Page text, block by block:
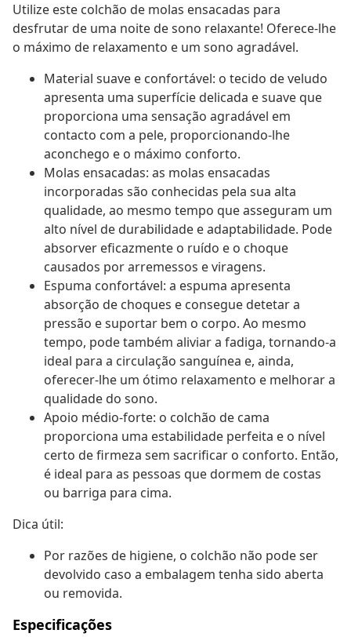
Utilize este colchão de molas ensacadas para
desfrutar de uma noite de sono relaxante! Oferece-lhe
o máximo de relaxamento e um sono agradável.
Material suave e confortável: o tecido de veludo
apresenta uma superfície delicada e suave que
proporciona uma sensação agradável em
contacto com a pele, proporcionando-lhe
aconchego e o máximo conforto.
Molas ensacadas: as molas ensacadas
incorporadas são conhecidas pela sua alta
qualidade, ao mesmo tempo que asseguram um
alto nível de durabilidade e adaptabilidade. Pode
absorver eficazmente o ruído e o choque
causados por arremessos e viragens.
Espuma confortável: a espuma apresenta
absorção de choques e consegue detetar a
pressão e suportar bem o corpo. Ao mesmo
tempo, pode também aliviar a fadiga, tornando-a
ideal para a circulação sanguínea e, ainda,
oferecer-lhe um ótimo relaxamento e melhorar a
qualidade do sono.
Apoio médio-forte: o colchão de cama
proporciona uma estabilidade perfeita e o nível
certo de firmeza sem sacrificar o conforto. Então,
é ideal para as pessoas que dormem de costas
ou barriga para cima.
Dica útil:
Por razões de higiene, o colchão não pode ser
devolvido caso a embalagem tenha sido aberta
ou removida.
Especificações